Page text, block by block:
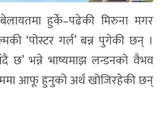
हुर्के–पढेकी मिरुना मगर
‘पोस्टर गर्ल’ बन्न पुगेकी छन् ।
छ’ भन्ने भाष्यमाझ लन्डनको वैभव
आफू हुनुको अर्थ खोजिरहेकी छन्